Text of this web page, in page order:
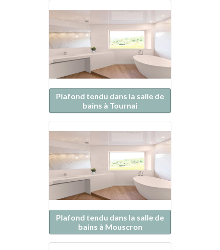
Plafond tendu dans la salle de
bains à Tournai
Plafond tendu dans la salle de
bains à Mouscron